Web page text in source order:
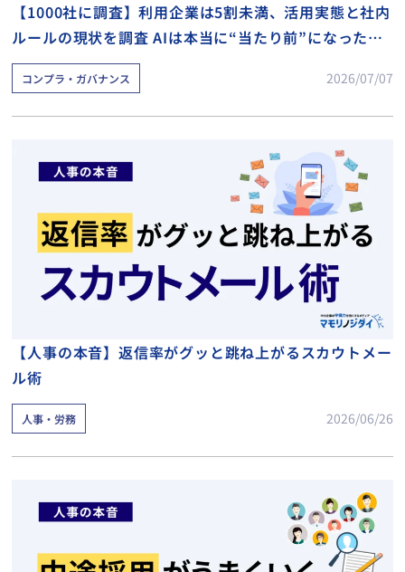
【1000社に調査】利用企業は5割未満、活用実態と社内
ルールの現状を調査 AIは本当に“当たり前”になったの
か？
コンプラ・ガバナンス 2026/07/07
【人事の本音】返信率がグッと跳ね上がるスカウトメー
ル術
人事・労務 2026/06/26